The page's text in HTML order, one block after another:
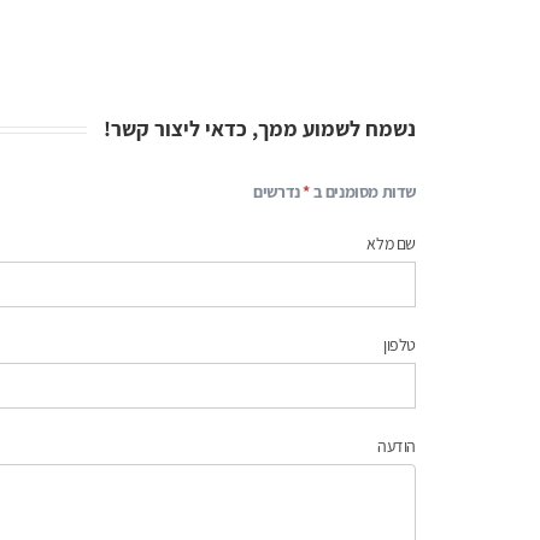
נשמח לשמוע ממך, כדאי ליצור קשר!
צור
קשר
שדות מסומנים ב*נדרשים
שם מלא
טלפון
הודעה